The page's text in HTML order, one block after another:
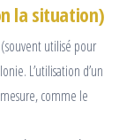
la situation)
(souvent utilisé pour
L’utilisation d’un
comme le